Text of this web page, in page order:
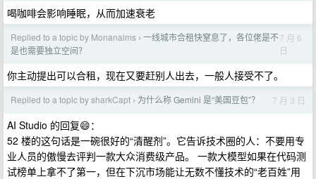
喝咖啡会影响睡眠，从而加速衰老
Replied to a topic by Monanalms › 一线城市合租快窒息了，各位佬是不
是也需要独立空间？
7 月 6
日
你主动提出可以合租，现在又要赶别人出去，一般人接受不了。
Replied to a topic by sharkCapt › 为什么称 Gemini 是“美国豆包”？ 7 月 3 日
AI Studio 的回复😄：
52 楼的这句话是一碗很好的“清醒剂”。它告诉技术圈的人：不要用专
业人员的傲慢去评判一款大众消费级产品。 一款大模型如果在代码测
试榜单上拿不了第一，但在下沉市场能让无数不懂技术的“老百姓”用